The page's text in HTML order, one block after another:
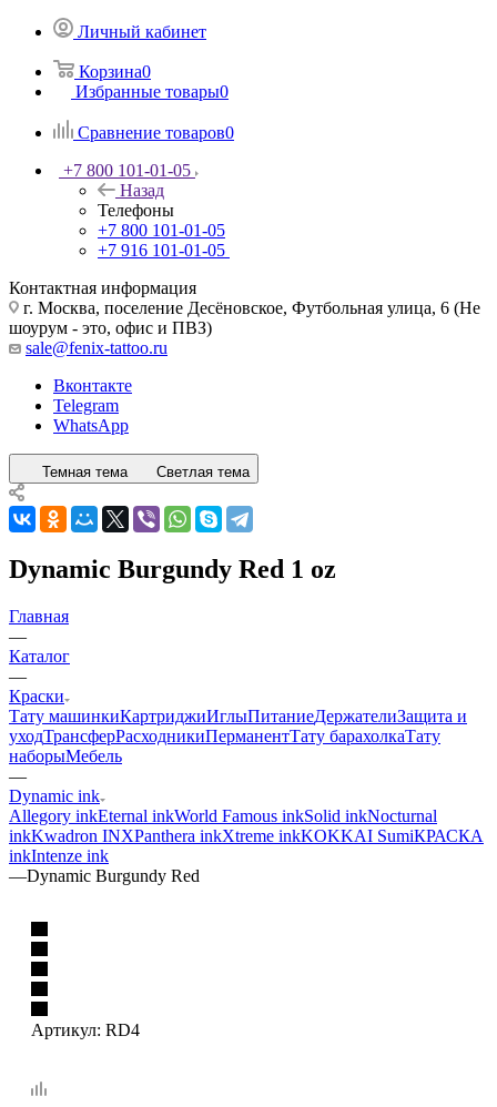
Личный кабинет
Корзина0
Избранные товары0
Сравнение товаров0
+7 800 101-01-05
Назад
Телефоны
+7 800 101-01-05
+7 916 101-01-05
Контактная информация
г. Москва, поселение Десёновское, Футбольная улица, 6 (Не
шоурум - это, офис и ПВЗ)
sale@fenix-tattoo.ru
Вконтакте
Telegram
WhatsApp
Темная тема Светлая тема
Dynamic Burgundy Red 1 oz
Главная
—
Каталог
—
Краски
Тату машинкиКартриджиИглыПитаниеДержателиЗащита и
уходТрансферРасходникиПерманентТату барахолкаТату
наборыМебель
—
Dynamic ink
Allegory inkEternal inkWorld Famous inkSolid inkNocturnal
inkKwadron INXPanthera inkXtreme inkKOKKAI SumiКРАСКА
inkIntenze ink
—Dynamic Burgundy Red
Артикул: RD4